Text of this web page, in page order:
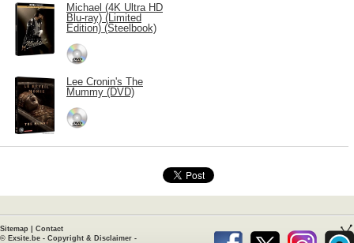
Michael (4K Ultra HD
Blu-ray) (Limited
Edition) (Steelbook)
Lee Cronin's The
Mummy (DVD)
Sitemap
Contact
© Exsite.be - Copyright & Disclaimer -